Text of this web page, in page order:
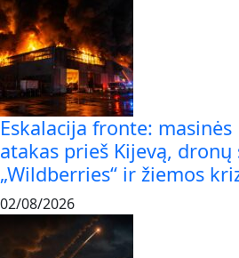
Eskalacija fronte:
atakas prieš Kijevą, dronų
„Wildberries“ ir žiemos
02/08/2026